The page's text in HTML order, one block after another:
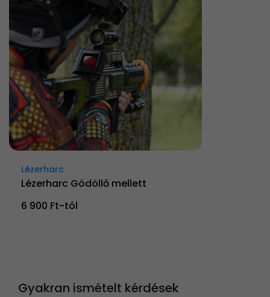
Lézerharc
Lézerharc Gödöllő mellett
6 900 Ft-tól
Gyakran ismételt kérdések